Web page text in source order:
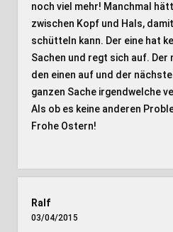
noch viel mehr! Manchmal
zwischen Kopf und Hals,
schütteln kann. Der eine hat
Sachen und regt sich auf.
den einen auf und der
ganzen Sache irgendwelche
Als ob es keine anderen
Frohe Ostern!
Ralf
03/04/2015